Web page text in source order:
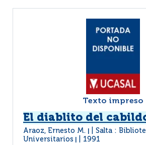
Texto impreso
El diablito del
Araoz, Ernesto M.
Salta :
Universitarios
1991